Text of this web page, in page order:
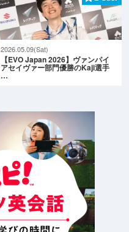
2026.05.09(Sat)
【EVO Japan 2026】ヴァンパイ
アセイヴァー部門優勝のKaji選手
…